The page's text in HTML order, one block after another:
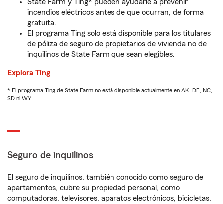
State Farm y Ting* pueden ayudarle a prevenir
incendios eléctricos antes de que ocurran, de forma
gratuita.
El programa Ting solo está disponible para los titulares
de póliza de seguro de propietarios de vivienda no de
inquilinos de State Farm que sean elegibles.
Explora Ting
* El programa Ting de State Farm no está disponible actualmente en AK, DE, NC,
SD ni WY
Seguro de inquilinos
El seguro de inquilinos, también conocido como seguro de
apartamentos, cubre su propiedad personal, como
computadoras, televisores, aparatos electrónicos, bicicletas,